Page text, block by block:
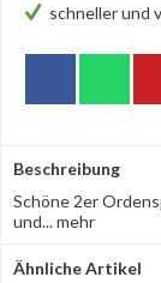
schneller und
Beschreibung
Schöne 2er
und...mehr
Ähnliche Artikel